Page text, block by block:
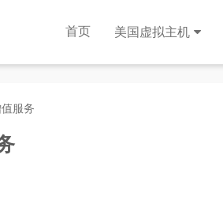
首页 美国虚拟主机
服务